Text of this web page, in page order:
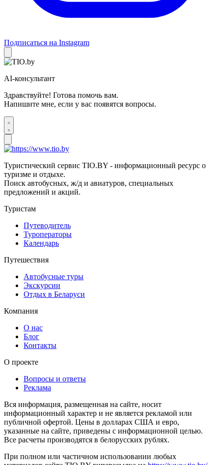
Подписаться на Instagram
AI-консультант
Здравствуйте! Готова помочь вам.
Напишите мне, если у вас появятся вопросы.
Туристический сервис TIO.BY - информационный ресурс о
туризме и отдыхе.
Поиск автобусных, ж/д и авиатуров, специальных
предложений и акций.
Туристам
Путеводитель
Туроператоры
Календарь
Путешествия
Автобусные туры
Экскурсии
Отдых в Беларуси
Компания
О нас
Блог
Контакты
О проекте
Вопросы и ответы
Реклама
Вся информация, размещенная на сайте, носит
информационный характер и не является рекламой или
публичной офертой. Цены в долларах США и евро,
указанные на сайте, приведены с информационной целью.
Все расчеты производятся в белорусских рублях.
При полном или частичном использовании любых